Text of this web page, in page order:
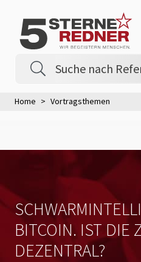
Home Vortragsthemen
BITCOIN. IST DIE
DEZENTRAL?